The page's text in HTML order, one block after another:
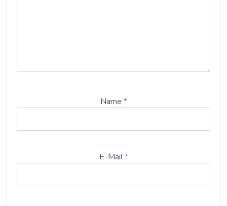
Name *
E-Mail*